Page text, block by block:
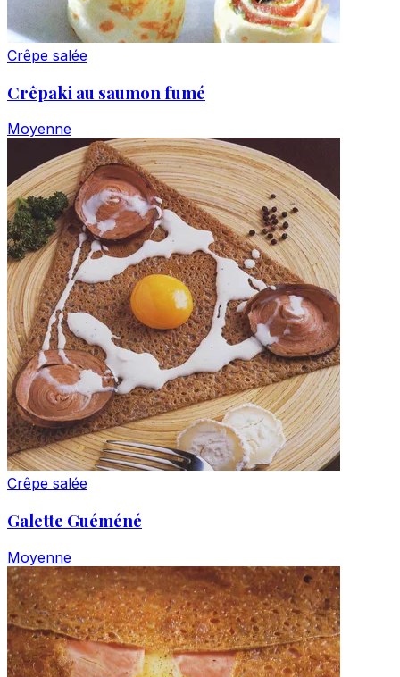
Crêpe salée
Crêpaki au saumon fumé
Moyenne
Crêpe salée
Galette Guéméné
Moyenne